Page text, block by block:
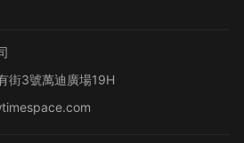
街3號萬迪廣場19H